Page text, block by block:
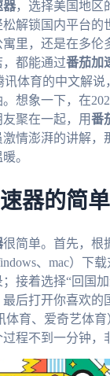
器，选择美国地区
解锁国内平台的
里，还是在多伦
都能通过番茄加
讯体育的中文解说
想象一下，在
聚在一起，用番
情澎湃的讲解，
。
器的简
很简单。首先，根
、mac）下
接着选择“回国
后打开你喜欢的
体育、爱奇艺体
程不到一分钟，